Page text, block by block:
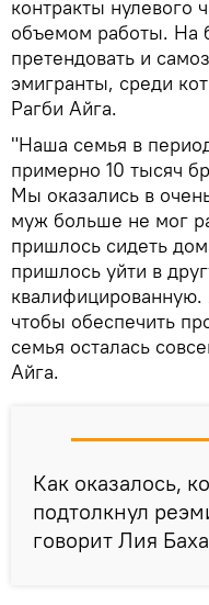
контракты нулевого
объемом работы. На
претендовать и
эмигранты, среди
Рагби Айга.
"Наша семья в
примерно 10 тысяч
Мы оказались в
муж больше не мог
пришлось сидеть
пришлось уйти в
чтобы обеспечить
семья осталась
Айга.
Как оказалось,
подтолкнул
говорит Лия